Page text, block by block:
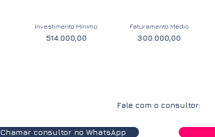
Fale com o consultor:
Chamar consultor no WhatsApp
Investimento Mínimo
514.000,00
Faturamento Médio
300.000,00